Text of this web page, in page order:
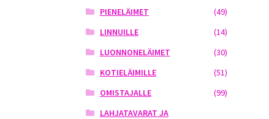
PIENELÄIMET
(49)
LINNUILLE
(14)
LUONNONELÄIMET
(30)
KOTIELÄIMILLE
(51)
OMISTAJALLE
(99)
LAHJATAVARAT JA